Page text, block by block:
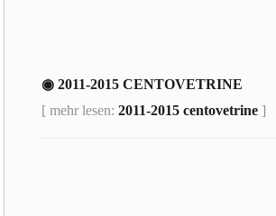
◉ 2011-2015 CENTOVETRINE
[ mehr lesen:2011-2015 centovetrine ]